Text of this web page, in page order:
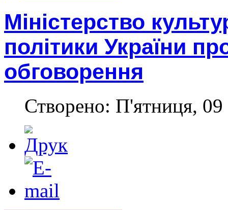
Міністерство
політики України
обговорення
Створено: П'ятниця, 09